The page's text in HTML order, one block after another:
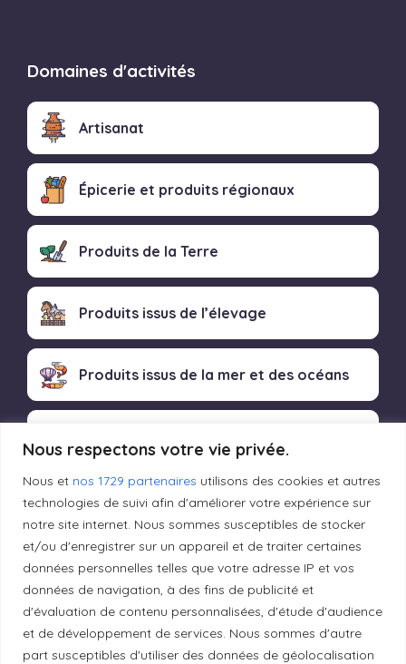
Nous respectons votre vie privée.
Nous et nos 1729 partenaires utilisons des cookies et autres
technologies de suivi afin d'améliorer votre expérience sur
notre site internet. Nous sommes susceptibles de stocker
et/ou d'enregistrer sur un appareil et de traiter certaines
données personnelles telles que votre adresse IP et vos
données de navigation, à des fins de publicité et
d'évaluation de contenu personnalisées, d'étude d'audience
et de développement de services. Nous sommes d'autre
part susceptibles d'utiliser des données de géolocalisation
Domaines d'activités
Artisanat
Épicerie et produits régionaux
Produits de la Terre
Produits issus de l’élevage
Produits issus de la mer et des océans
Liens utiles
Mentions légales
Politique de confidentialité